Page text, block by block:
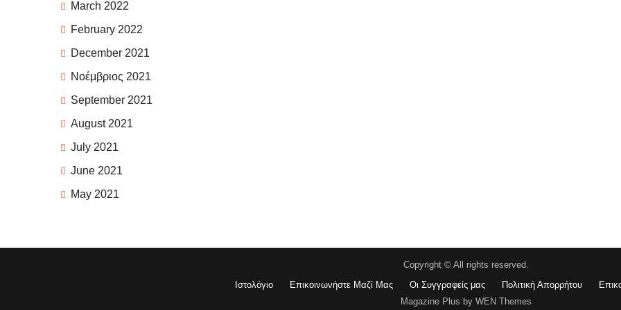
March 2022
February 2022
December 2021
Νοέμβριος 2021
September 2021
August 2021
July 2021
June 2021
May 2021
Copyright © All rights reserved.
Ιστολόγιο
Επικοινωνήστε Μαζί Μας Οι Συγγραφείς μας Πολιτική Απορρήτου
Magazine Plus by WEN Themes